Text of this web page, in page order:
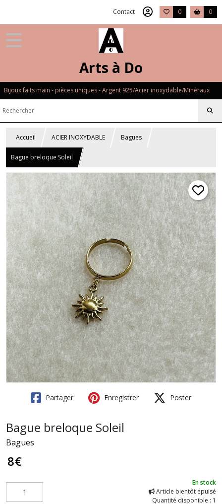
Contact 0 0
Arts à Do
Bijoux faits main - pièces uniques - Argent 925/Acier inoxydable/Minéraux
Accueil ACIER INOXYDABLE Bagues
Bague breloque Soleil
Partager Enregistrer Poster
Bague breloque Soleil
Bagues
8€
En stock
Article bientôt épuisé
Quantité disponible : 1